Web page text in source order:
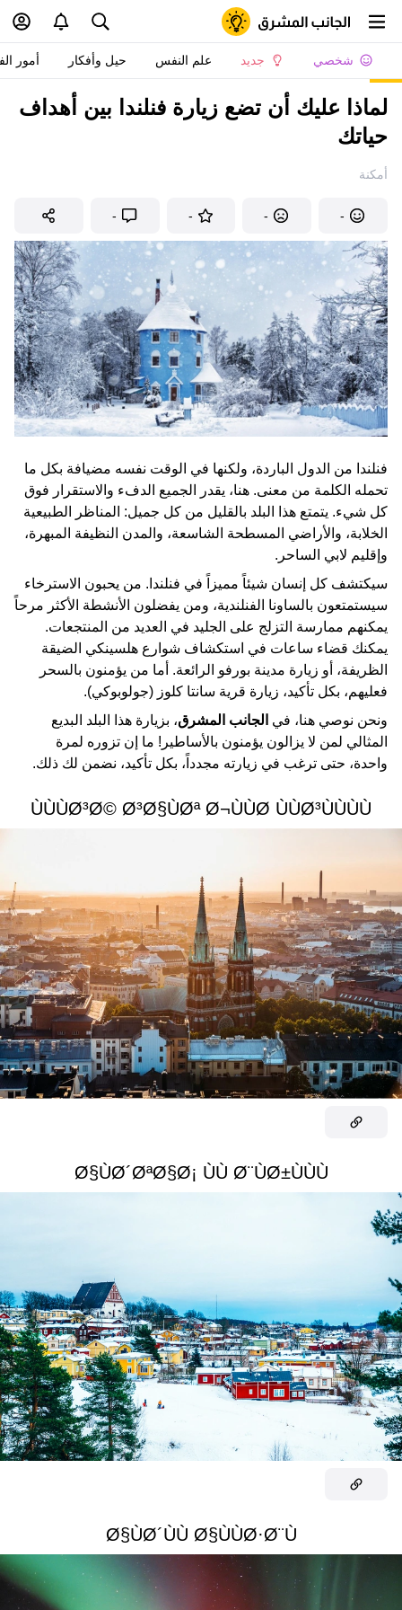
شخصي جديد علم النفس حيل وأفكار أمور
لماذا عليك أن تضع زيارة فنلندا بين أهداف
حياتك
أمكنة
-
-
-
-
فنلندا من الدول الباردة، ولكنها في الوقت نفسه مضيافة بكل ما
تحمله الكلمة من معنى. هنا، يقدر الجميع الدفء والاستقرار فوق
كل شيء. يتمتع هذا البلد بالقليل من كل جميل: المناظر الطبيعية
الخلابة، والأراضي المسطحة الشاسعة، والمدن النظيفة المبهرة،
وإقليم لابي الساحر.
سيكتشف كل إنسان شيئاً مميزاً في فنلندا. من يحبون الاسترخاء
سيستمتعون بالساونا الفنلندية، ومن يفضلون الأنشطة الأكثر مرحاً
يمكنهم ممارسة التزلج على الجليد في العديد من المنتجعات.
يمكنك قضاء ساعات في استكشاف شوارع هلسينكي الضيقة
الظريفة، أو زيارة مدينة بورفو الرائعة. أما من يؤمنون بالسحر
فعليهم، بكل تأكيد، زيارة قرية سانتا كلوز (جولوبوكي).
ونحن نوصي هنا، في الجانب المشرق، بزيارة هذا البلد البديع
المثالي لمن لا يزالون يؤمنون بالأساطير! ما إن تزوره لمرة
واحدة، حتى ترغب في زيارته مجدداً، بكل تأكيد، نضمن لك ذلك.
ÙÙÙØ³Ø© Ø³Ø§ÙØª Ø¬ÙÙØ ÙÙØ³ÙÙÙÙ
Ø§ÙØ´ØªØ§Ø¡ ÙÙ Ø¨ÙØ±ÙÙÙ
Ø§ÙØ´ÙÙ Ø§ÙÙØ·Ø¨Ù